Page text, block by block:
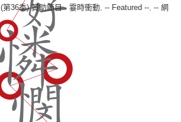
(第36季) 贊助節目 - 霎時衝動, -- Featured --, -- 網